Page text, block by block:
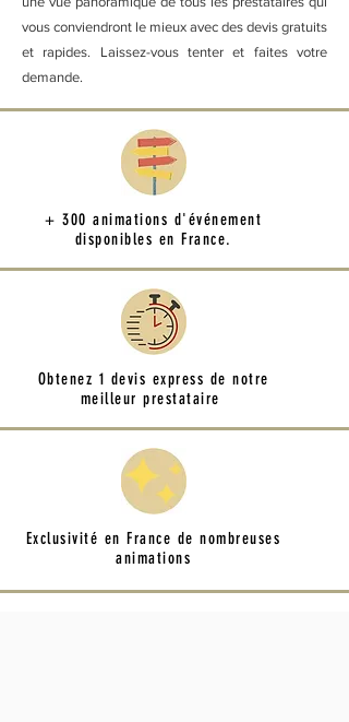
vous conviendront le mieux avec des devis gratuits
et rapides. Laissez-vous tenter et faites votre
demande.
+ 300 animations d'événement
disponibles en France.
Obtenez 1 devis express de notre
meilleur prestataire
Exclusivité en France de nombreuses
animations